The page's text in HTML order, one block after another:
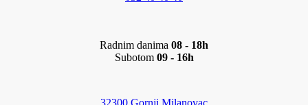
Radnim danima 08 - 18h
Subotom 09 - 16h
32300 Gornji Milanovac